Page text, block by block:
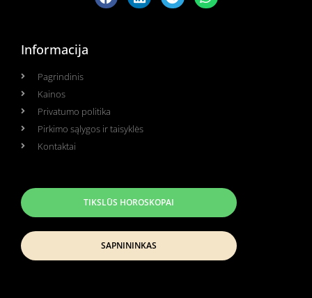
Informacija
Pagrindinis
Kainos
Privatumo politika
Pirkimo sąlygos ir taisyklės
Kontaktai
TIKSLŪS HOROSKOPAI
SAPNININKAS